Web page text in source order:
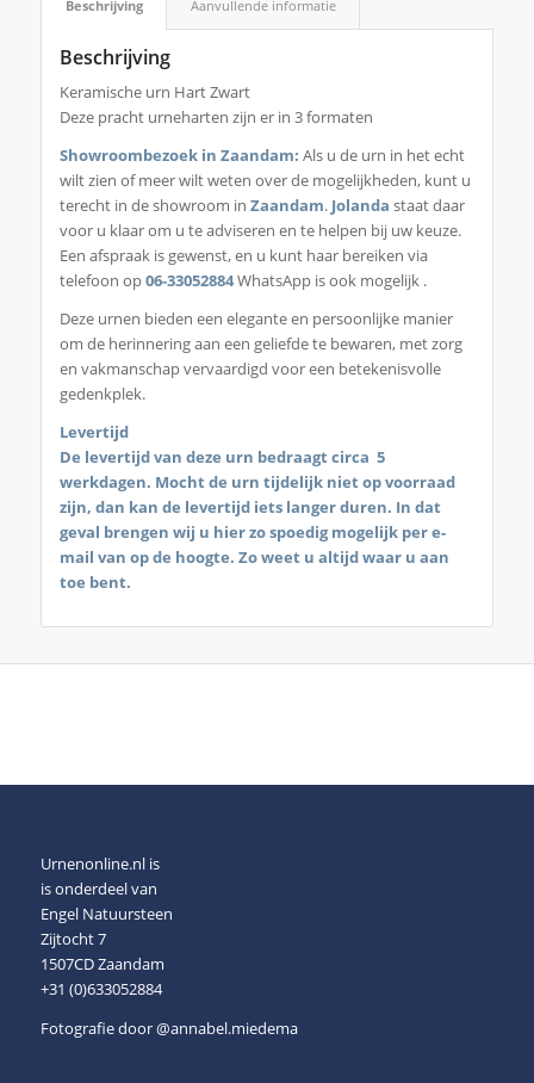
Beschrijving Aanvullende informatie
Beschrijving
Keramische urn Hart Zwart
Deze pracht urneharten zijn er in 3 formaten
Showroombezoek in Zaandam: Als u de urn in het echt
wilt zien of meer wilt weten over de mogelijkheden, kunt u
terecht in de showroom in Zaandam. Jolanda staat daar
voor u klaar om u te adviseren en te helpen bij uw keuze.
Een afspraak is gewenst, en u kunt haar bereiken via
telefoon op06-33052884WhatsApp is ook mogelijk .
Deze urnen bieden een elegante en persoonlijke manier
om de herinnering aan een geliefde te bewaren, met zorg
en vakmanschap vervaardigd voor een betekenisvolle
gedenkplek.
Levertijd
De levertijd van deze urn bedraagt circa 5
werkdagen. Mocht de urn tijdelijk niet op voorraad
zijn, dan kan de levertijd iets langer duren. In dat
geval brengen wij u hier zo spoedig mogelijk per e-
mail van op de hoogte. Zo weet u altijd waar u aan
toe bent.
Urnenonline.nl is
is onderdeel van
Engel Natuursteen
Zijtocht 7
1507CD Zaandam
+31 (0)633052884
Fotografie door@annabel.miedema